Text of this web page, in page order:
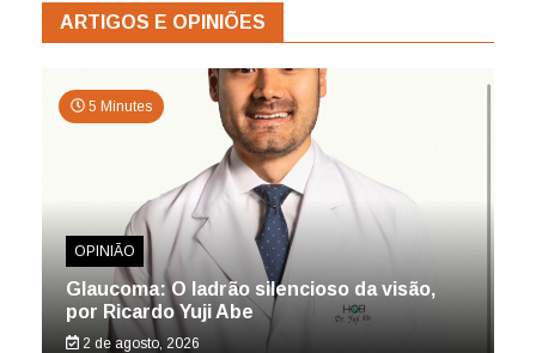
ARTIGOS E OPINIÕES
5 Minutes
OPINIÃO
Glaucoma: O ladrão silencioso da visão,
por Ricardo Yuji Abe
2 de agosto, 2026